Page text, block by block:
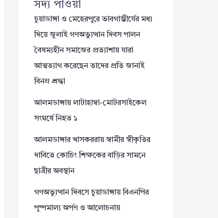
সদ্য পাওয়া
চুয়াডাঙ্গা ও মেহেরপুরে ভাবগাম্ভীর্যের মধ্য
দিয়ে জুলাই গণঅভ্যুত্থান দিবস পালন
বৈষম্যহীন সমাজের প্রত্যাশায় যারা
আত্মত্যাগ করেছেন তাদের প্রতি জানাই
বিনম্র শ্রদ্ধা
আলমডাঙ্গায় লাটাহাম্বা-মোটরসাইকেল
সংঘর্ষে নিহত ১
আলমডাঙ্গার খাসকররায় স্বামীর স্বীকৃতির
দাবিতে কোচিং শিক্ষকের বাড়ির সামনে
ছাত্রীর অবস্থান
গণঅভ্যুত্থান দিবসে চুয়াডাঙ্গায় বিএনপির
পুষ্পমাল্য অর্পণ ও আলোচনায়